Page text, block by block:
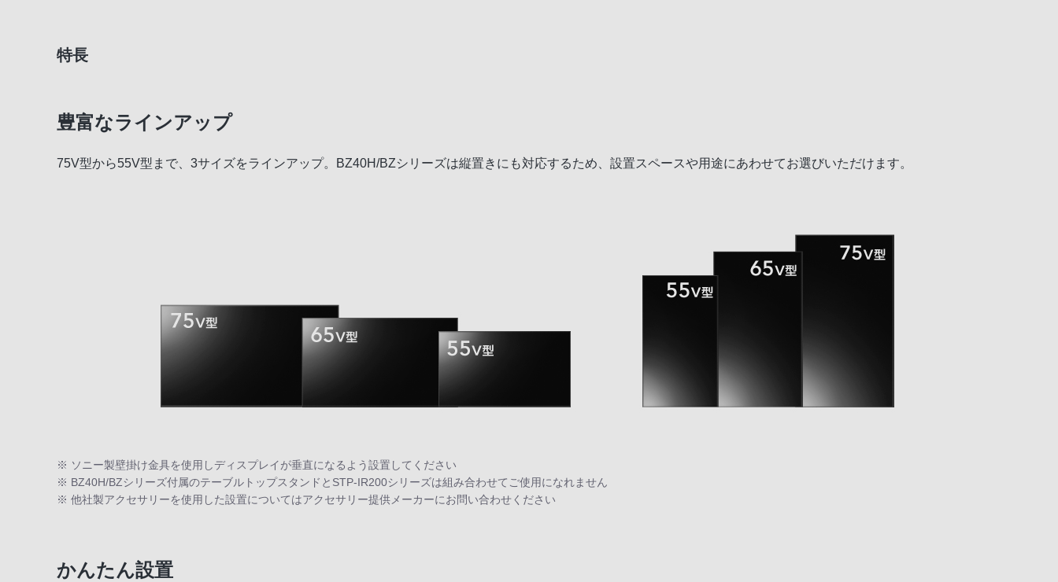
特長
豊富なラインアップ
75V型から55V型まで、3サイズをラインアップ。BZ40H/BZシリーズは縦置きにも対応するため、設置スペースや用途にあわせてお選びいただけます。
※ ソニー製壁掛け金具を使用しディスプレイが垂直になるよう設置してください
※ BZ40H/BZシリーズ付属のテーブルトップスタンドとSTP-IR200シリーズは組み合わせてご使用になれません
※ 他社製アクセサリーを使用した設置についてはアクセサリー提供メーカーにお問い合わせください
かんたん設置